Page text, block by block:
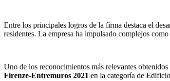
Entre los principales logros de la firma destaca el
residentes. La empresa ha impulsado complejos como
Uno de los reconocimientos más relevantes
Firenze-Entremuros 2021 en la categoría de